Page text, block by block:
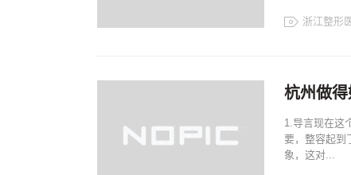
浙江整形
浙江整形排名
杭州做
1.导言现在这
要，整容起到
象，这对...